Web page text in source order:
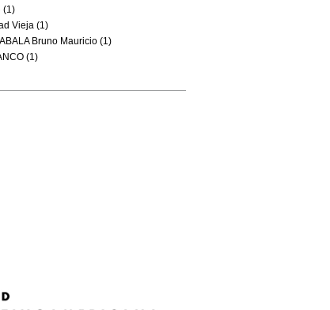
(1)
Vieja (1)
Bruno Mauricio (1)
(1)